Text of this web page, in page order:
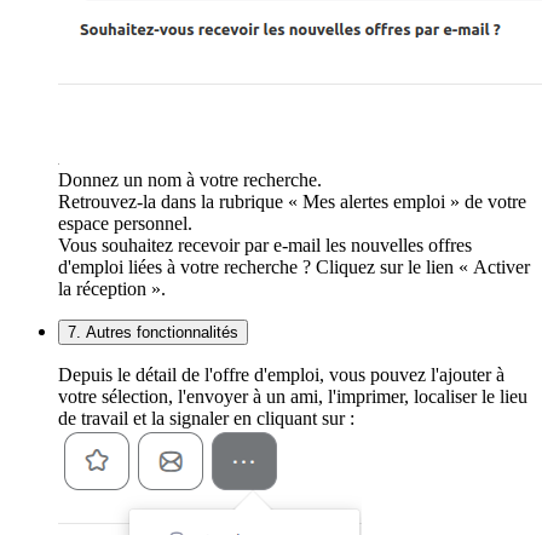
Donnez un nom à votre recherche.
Retrouvez-la dans la rubrique « Mes alertes emploi » de votre
espace personnel.
Vous souhaitez recevoir par e-mail les nouvelles offres
d'emploi liées à votre recherche ? Cliquez sur le lien « Activer
la réception ».
7. Autres fonctionnalités
Depuis le détail de l'offre d'emploi, vous pouvez l'ajouter à
votre sélection, l'envoyer à un ami, l'imprimer, localiser le lieu
de travail et la signaler en cliquant sur :